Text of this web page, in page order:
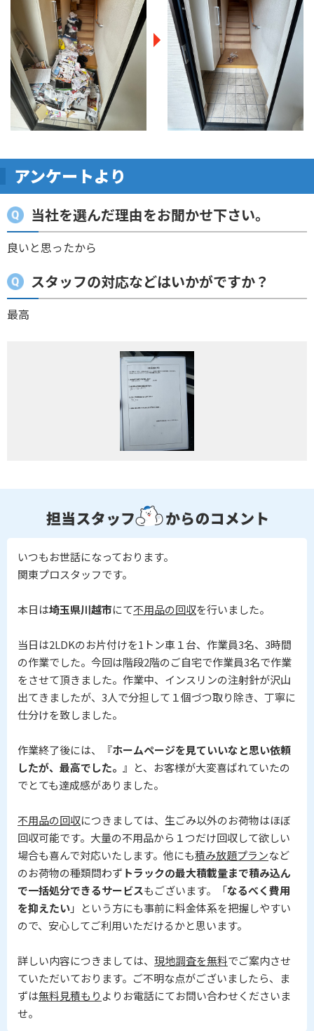
アンケートより
当社を選んだ理由をお聞かせ下さい。
良いと思ったから
スタッフの対応などはいかがですか？
最高
いつもお世話になっております。
関東プロスタッフです。
本日は埼玉県川越市にて不用品の回収を行いました。
当日は2LDKのお片付けを1トン車１台、作業員3名、3時間
の作業でした。今回は階段2階のご自宅で作業員3名で作業
をさせて頂きました。作業中、インスリンの注射針が沢山
出てきましたが、3人で分担して１個づつ取り除き、丁寧に
仕分けを致しました。
作業終了後には、『ホームページを見ていいなと思い依頼
したが、最高でした。 』と、お客様が大変喜ばれていたの
でとても達成感がありました。
不用品の回収につきましては、生ごみ以外のお荷物はほぼ
回収可能です。大量の不用品から１つだけ回収して欲しい
場合も喜んで対応いたします。他にも積み放題プランなど
のお荷物の種類問わず トラックの最大積載量まで積み込ん
で一括処分できるサービスもございます。「なるべく費用
を抑えたい」という方にも事前に料金体系を把握しやすい
ので、安心してご利用いただけるかと思います。
詳しい内容につきましては、 現地調査を無料でご案内させ
ていただいております。ご不明な点がございましたら、ま
ずは無料見積もり よりお電話にてお問い合わせくださいま
せ。